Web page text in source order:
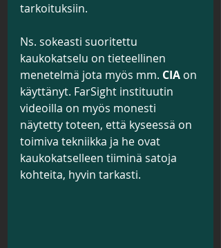
tarkoituksiin.
Ns. sokeasti suoritettu
kaukokatselu on tieteellinen
menetelmä jota myös mm. CIA on
käyttänyt. FarSight instituutin
videoilla on myös monesti
näytetty toteen, että kyseessä on
toimiva tekniikka ja he ovat
kaukokatselleen tiiminä satoja
kohteita, hyvin tarkasti.